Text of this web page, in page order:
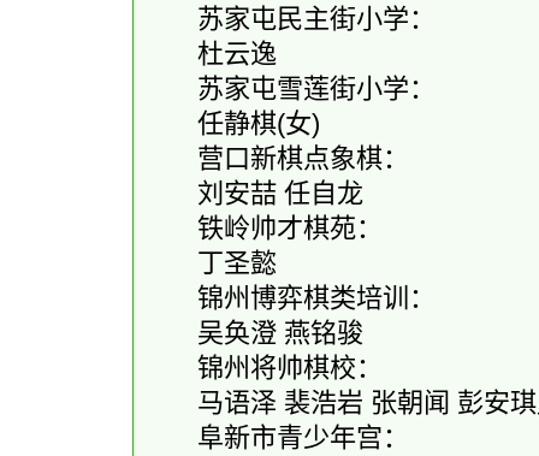
苏家屯民主街小学：
杜云逸
苏家屯雪莲街小学：
任静棋(女)
营口新棋点象棋：
刘安喆 任自龙
铁岭帅才棋苑：
丁圣懿
锦州博弈棋类培训：
吴奂澄 燕铭骏
锦州将帅棋校：
马语泽 裴浩岩 张朝闻 彭安琪
阜新市青少年宫：